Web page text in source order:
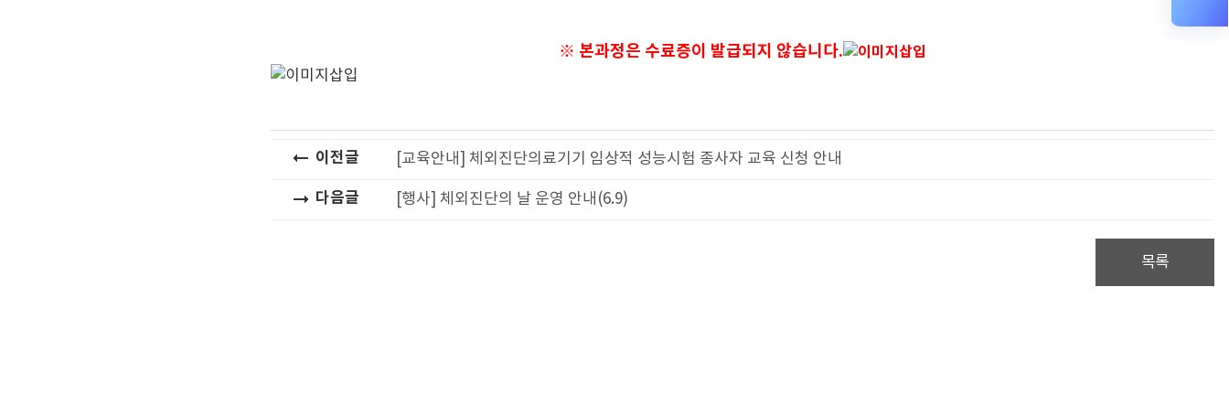
※ 본과정은 수료증이 발급되지 않습니다.
이전글 [교육안내] 체외진단의료기기 임상적 성능시험 종사자 교육 신청 안내
다음글 [행사] 체외진단의 날 운영 안내(6.9)
목록